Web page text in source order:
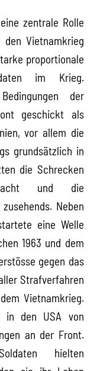
zentrale Rolle
den Vietnamkrieg
proportionale
im Krieg.
der
geschickt als
vor allem die
grundsätzlich in
die Schrecken
und die
Neben
eine Welle
1963 und dem
gegen das
Strafverfahren
Vietnamkrieg.
in den USA von
an der Front.
hielten